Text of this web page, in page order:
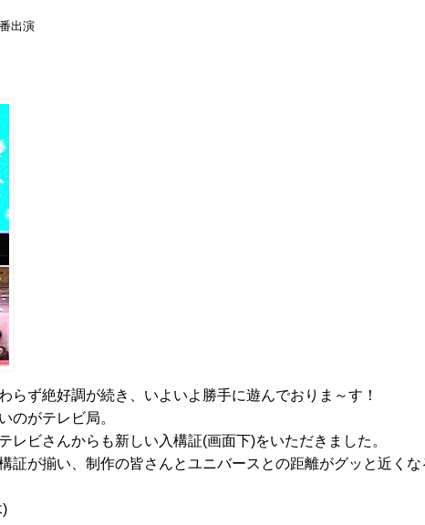
出演
らず絶好調が続き、いよいよ勝手に遊んでおりま～す！
のがテレビ局。
レビさんからも新しい入構証(画面下)をいただきました。
証が揃い、制作の皆さんとユニバースとの距離がグッと近くな
)